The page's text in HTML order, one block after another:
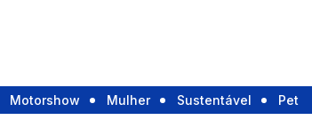
Motorshow Mulher Sustentável Pet